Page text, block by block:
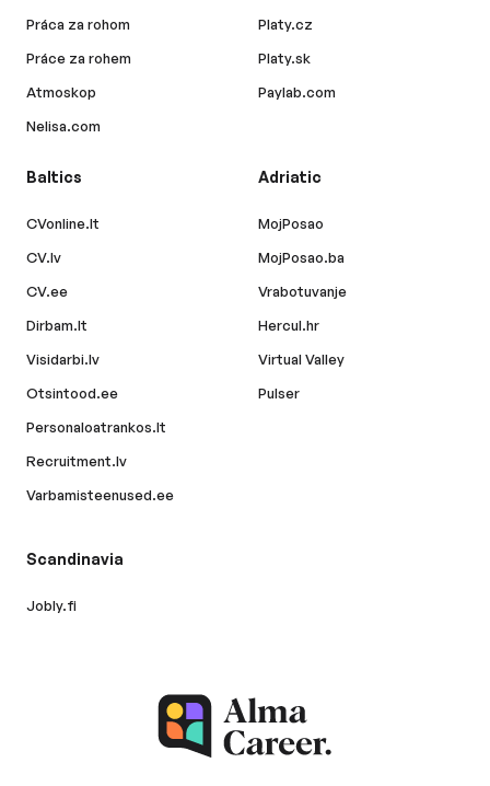
Práca za rohom
Práce za rohem
Atmoskop
Nelisa.com
Platy.cz
Platy.sk
Paylab.com
Baltics
CVonline.lt
CV.lv
CV.ee
Dirbam.lt
Visidarbi.lv
Otsintood.ee
Personaloatrankos.lt
Recruitment.lv
Varbamisteenused.ee
Adriatic
MojPosao
MojPosao.ba
Vrabotuvanje
Hercul.hr
Virtual Valley
Pulser
Scandinavia
Jobly.fi